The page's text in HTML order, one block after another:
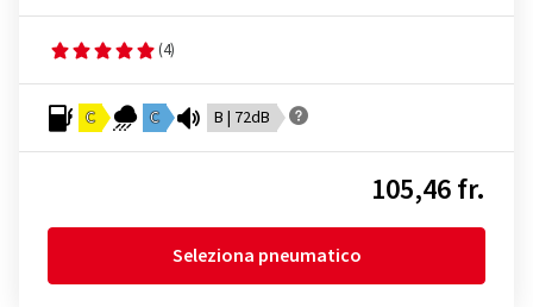
(4)
C C B | 72dB
105,46 fr.
Seleziona pneumatico